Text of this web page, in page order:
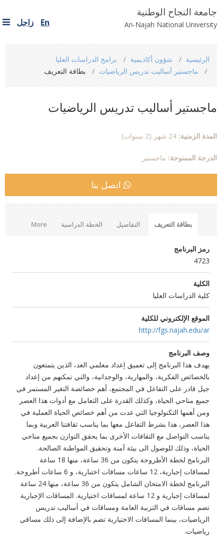
جامعة النجاح الوطنية
An-Najah National University
En زاجل
are
الرئيسية شؤون أكاديمية
برامج الدراسات العليا
ماجستير أساليب تدريس الرياضيات
بطاقة التعريف
ماجستير أساليب تدريس الرياضيات
المدة الزمنية:
الدرجة الممنوحة: ماجستير
اتصل بنا
بطاقة التعريف التفاصيل الخطة الدراسية More
رمز البرنامج
4723
الكلية
كلية الدراسات العليا
الموقع الإلكتروني للكلية
http://fgs.najah.edu/ar
وصف البرنامج
يهدف هذا البرنامج إلى تعميق إعداد معلمي الغد، الذين يتمتعون
بالخصائص الفكرية، والمهارية، والوجدانية، والتي تمكنهم من إعداد
جيل قادر على التفاعل في المجتمع، أهم خصائصة التغير المستمر في
جميع مناحي الحياة، وكذلك القدرة على التعامل مع أدوات هذا العصر
ومن أهمها التكنولوجيا التي غدت من أهم خصائص الحياة العملية في
هذا العصر، هذا بشرط التفاعل معها بما يناسب ثقافتنا العربية وبما
يناسب التواصل مع الثقافات الأخرى بما يحقق التوازن بجميع مناحي
الحياة، وذلك للوصول الى بيئة آمنة وتحقيق المواطنة الصالحة.
البرنامج لخطة الأطروحة يتكون من 36 ساعة، منها 18 ساعة
لمساقات إجبارية، 12 ساعات مساقات اختبارية، و 6 ساعات أطروحة.
البرنامج لخطة الامتحان الشامل يتكون من 36 ساعة، منها 24 ساعة
لمساقات إجبارية و 12 ساعة لمساقات اختيارية. المساقات الإجبارية
تضم مساقات في التربية العامة ومساقات في أساليب تدريس
الرياضيات، بينما المساقات الاختيارية تضم بالإضافة إلى ذلك مساقي
رياضيات.